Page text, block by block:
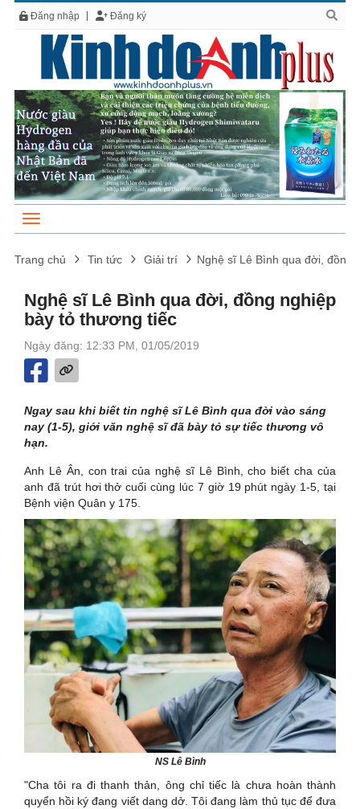
Đăng nhập Đăng ký
Trang chủ Tin tức Giải trí Nghệ sĩ Lê Bình qua đời, đồng
Nghệ sĩ Lê Bình qua đời, đồng nghiệp
bày tỏ thương tiếc
Ngày đăng: 12:33 PM, 01/05/2019
Ngay sau khi biết tin nghệ sĩ Lê Bình qua đời vào sáng
nay (1-5), giới văn nghệ sĩ đã bày tỏ sự tiếc thương vô
hạn.
Anh Lê Ân, con trai của nghệ sĩ Lê Bình, cho biết cha của
anh đã trút hơi thở cuối cùng lúc 7 giờ 19 phút ngày 1-5, tại
Bệnh viện Quân y 175.
NS Lê Bình
"Cha tôi ra đi thanh thản, ông chỉ tiếc là chưa hoàn thành
quyển hồi ký đang viết dang dở. Tôi đang làm thủ tục để đưa